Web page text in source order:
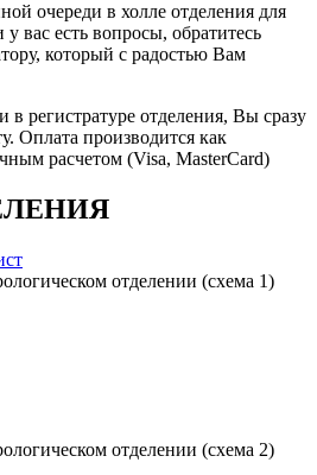
очереди в холле отделения для
вас есть вопросы, обратитесь
который с радостью Вам
регистратуре отделения, Вы сразу
Оплата производится как
расчетом (Visa, MasterCard)
отделении (схема 1)
отделении (схема 2)